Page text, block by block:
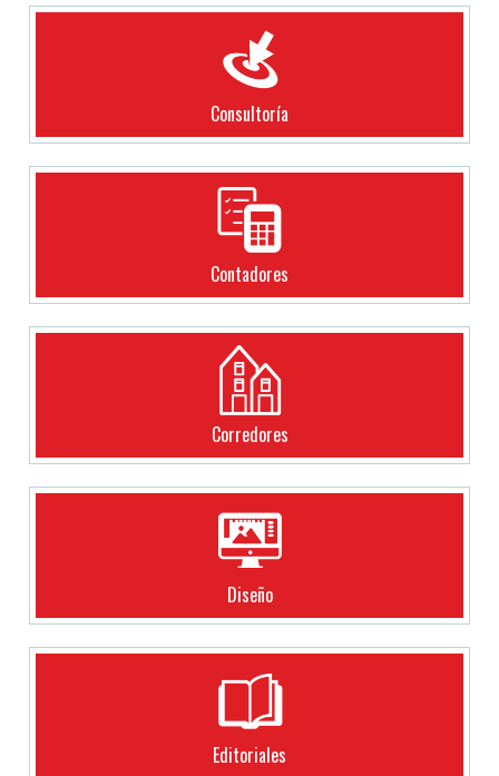
Consultoría
Contadores
Corredores
Diseño
Editoriales